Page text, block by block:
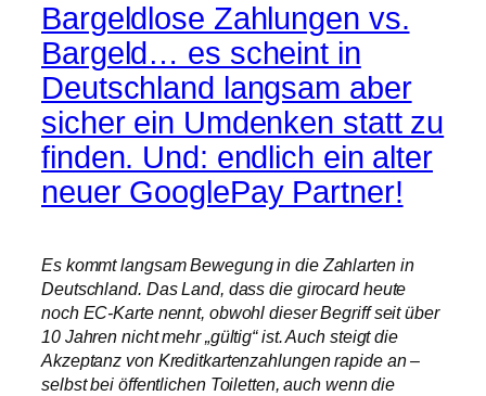
Bargeldlose Zahlungen vs.
Bargeld… es scheint in
Deutschland langsam aber
sicher ein Umdenken statt zu
finden. Und: endlich ein alter
neuer GooglePay Partner!
Es kommt langsam Bewegung in die Zahlarten in
Deutschland. Das Land, dass die girocard heute
noch EC-Karte nennt, obwohl dieser Begriff seit über
10 Jahren nicht mehr „gültig“ ist. Auch steigt die
Akzeptanz von Kreditkartenzahlungen rapide an –
selbst bei öffentlichen Toiletten, auch wenn die